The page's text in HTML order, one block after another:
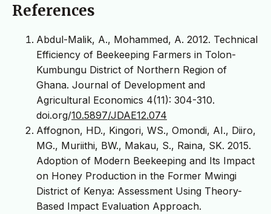
References
Abdul-Malik, A., Mohammed, A. 2012. Technical
Efficiency of Beekeeping Farmers in Tolon-
Kumbungu District of Northern Region of
Ghana. Journal of Development and
Agricultural Economics 4(11): 304-310.
doi.org/10.5897/JDAE12.074
Affognon, HD., Kingori, WS., Omondi, AI., Diiro,
MG., Muriithi, BW., Makau, S., Raina, SK. 2015.
Adoption of Modern Beekeeping and Its Impact
on Honey Production in the Former Mwingi
District of Kenya: Assessment Using Theory-
Based Impact Evaluation Approach.